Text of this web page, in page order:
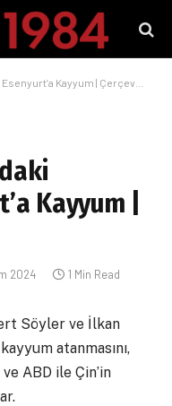
Kayyum | Çerçeve S3 #49
Kayyum |
2024 1 Min Read
Söyler ve İlkan
atanmasını,
ABD ile Çin’in